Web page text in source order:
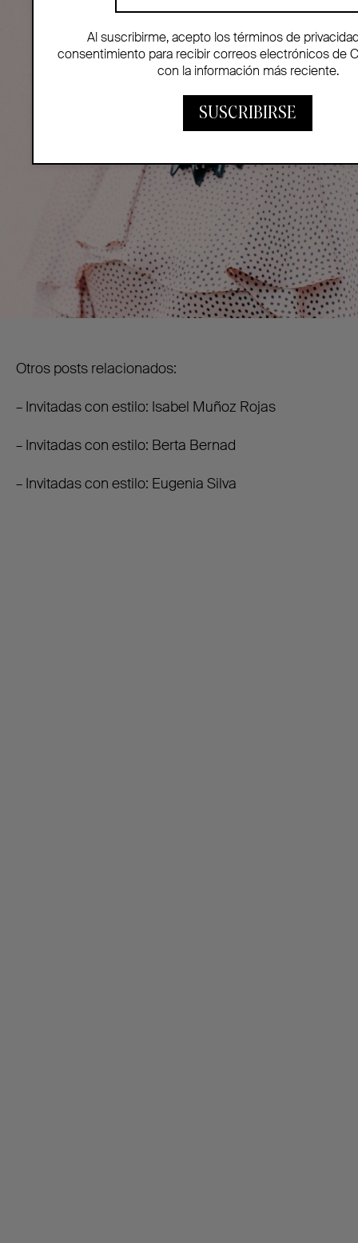
Otros posts relacionados:
– Invitadas con estilo: Isabel Muñoz Rojas
– Invitadas con estilo: Berta Bernad
– Invitadas con estilo: Eugenia Silva
Al suscribirme, acepto los términos de
consentimiento para recibir correos electrónicos de
con la información más reciente.
SUSCRIBIRSE